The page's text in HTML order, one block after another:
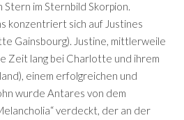
im Sternbild Skorpion.
konzentriert sich auf Justines
Gainsbourg). Justine, mittlerweile
Zeit lang bei Charlotte und ihrem
einem erfolgreichen und
wurde Antares von dem
verdeckt, der an der